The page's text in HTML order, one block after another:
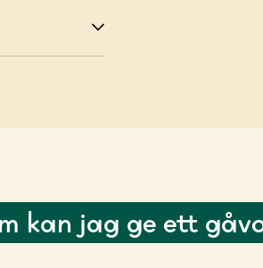
kan jag ge ett